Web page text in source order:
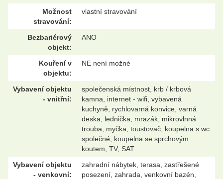
Možnost
stravování:
vlastní stravování
Bezbariérový
objekt:
ANO
Kouření v
objektu:
NE není možné
Vybavení objektu
- vnitřní:
společenská místnost, krb / krbová
kamna, internet - wifi, vybavená
kuchyně, rychlovarná konvice, varná
deska, lednička, mrazák, mikrovlnná
trouba, myčka, toustovač, koupelna s wc
společné, koupelna se sprchovým
koutem, TV, SAT
Vybavení objektu
- venkovní:
zahradní nábytek, terasa, zastřešené
posezení, zahrada, venkovní bazén,